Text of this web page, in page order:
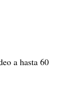
a hasta 60